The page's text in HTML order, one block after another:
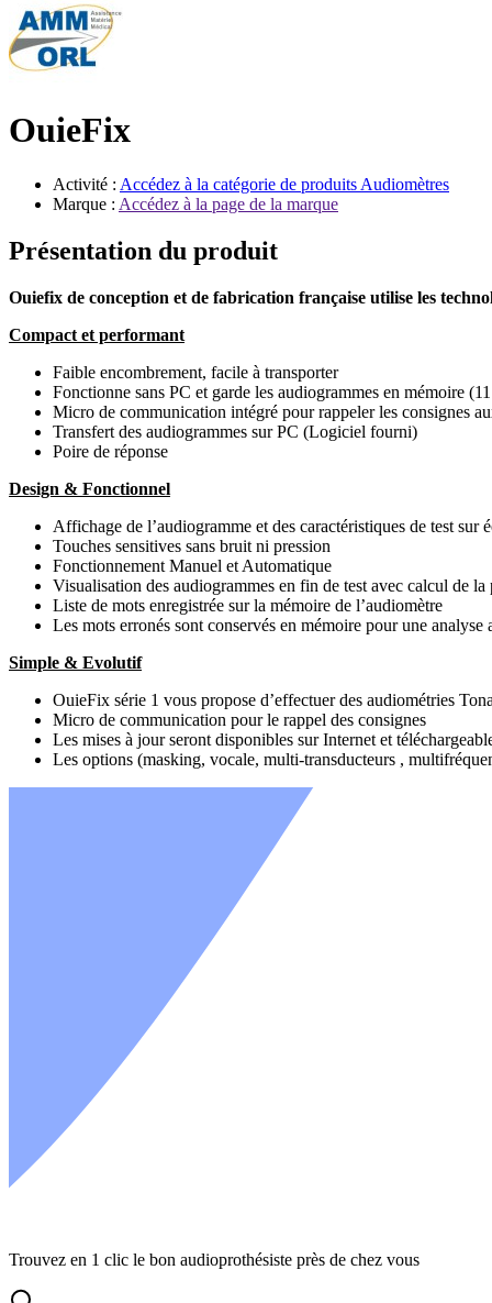
OuieFix
Activité : Accédez à la catégorie de produits Audiomètres
Marque : Accédez à la page de la marque
Présentation du produit
Ouiefix de conception et de fabrication française utilise les
Compact et performant
Faible encombrement, facile à transporter
Fonctionne sans PC et garde les audiogrammes en mémoire
Micro de communication intégré pour rappeler les consignes
Transfert des audiogrammes sur PC (Logiciel fourni)
Poire de réponse
Design & Fonctionnel
Affichage de l’audiogramme et des caractéristiques de test sur
Touches sensitives sans bruit ni pression
Fonctionnement Manuel et Automatique
Visualisation des audiogrammes en fin de test avec calcul de la
Liste de mots enregistrée sur la mémoire de l’audiomètre
Les mots erronés sont conservés en mémoire pour une analyse
Simple & Evolutif
OuieFix série 1 vous propose d’effectuer des audiométries
Micro de communication pour le rappel des consignes
Les mises à jour seront disponibles sur Internet et
Les options (masking, vocale, multi-transducteurs ,
Trouvez en 1 clic le bon audioprothésiste près de chez vous